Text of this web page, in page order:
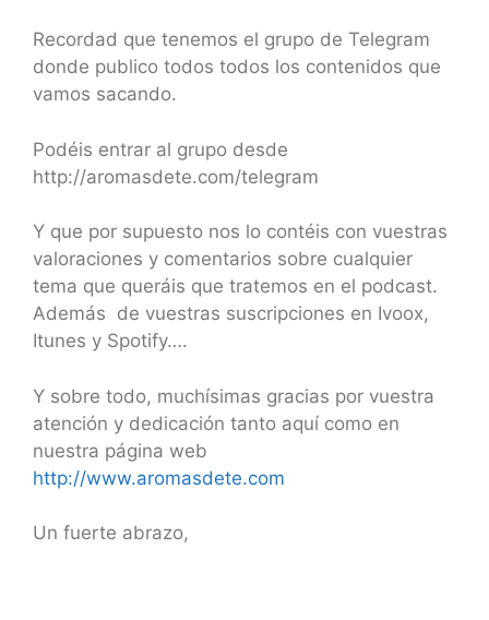
Recordad que tenemos el grupo de Telegram
donde publico todos todos los contenidos que
vamos sacando.
Podéis entrar al grupo desde
http://aromasdete.com/telegram
Y que por supuesto nos lo contéis con vuestras
valoraciones y comentarios sobre cualquier
tema que queráis que tratemos en el podcast.
Además de vuestras suscripciones en Ivoox,
Itunes y Spotify….
Y sobre todo, muchísimas gracias por vuestra
atención y dedicación tanto aquí como en
nuestra página web
http://www.aromasdete.com
Un fuerte abrazo,